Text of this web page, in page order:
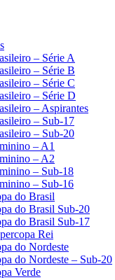
– Série A
– Série B
– Série C
– Série D
– Aspirantes
– Sub-17
– Sub-20
– A1
– A2
– Sub-18
– Sub-16
do Brasil
do Brasil Sub-20
do Brasil Sub-17
Rei
do Nordeste
do Nordeste – Sub-20
Verde